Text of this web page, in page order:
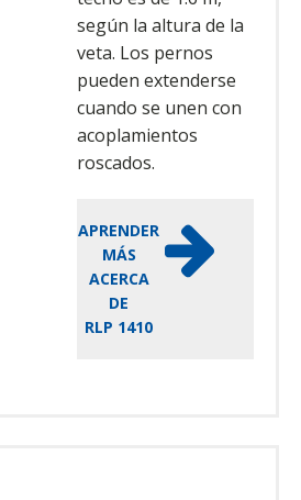
según la altura de la
veta. Los pernos
pueden extenderse
cuando se unen con
acoplamientos
roscados.
APRENDER
MÁS
ACERCA
DE
RLP 1410